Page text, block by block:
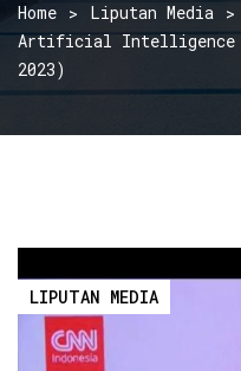
Home
Liputan Media
Artificial Intelligence
2023)
LIPUTAN MEDIA